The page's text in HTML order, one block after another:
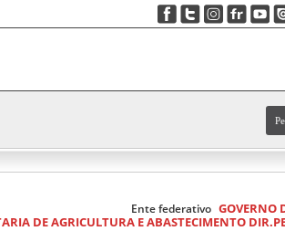
Ente federativo GOVERNO
DE AGRICULTURA E ABASTECIMENTO